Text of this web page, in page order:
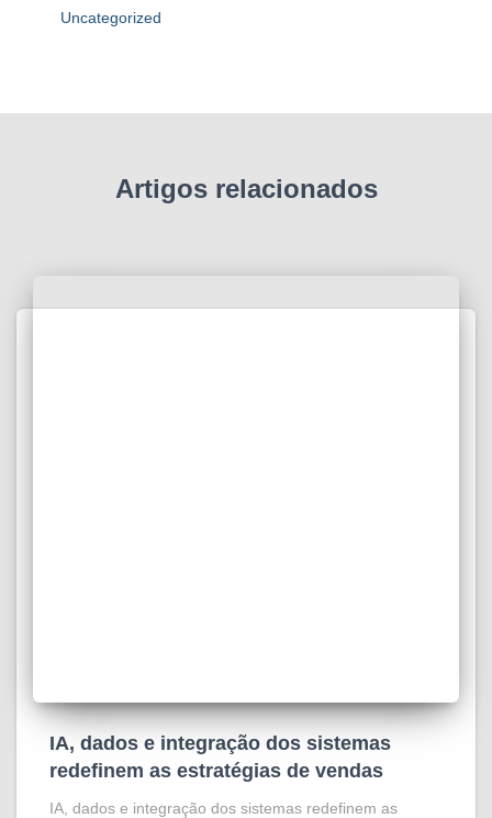
Uncategorized
Artigos relacionados
IA, dados e integração dos sistemas
redefinem as estratégias de vendas
IA, dados e integração dos sistemas redefinem as